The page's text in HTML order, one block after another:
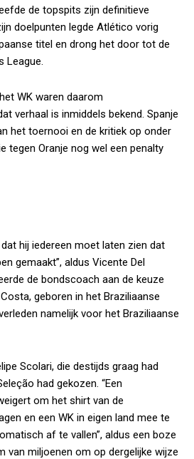
de topspits zijn definitieve
doelpunten legde Atlético vorig
titel en drong het door tot de
League.
WK waren daarom
verhaal is inmiddels bekend. Spanje
het toernooi en de kritiek op onder
tegen Oranje nog wel een penalty
hij iedereen moet laten zien dat
gemaakt”, aldus Vicente Del
de bondscoach aan de keuze
geboren in het Braziliaanse
namelijk voor het Braziliaanse
Scolari, die destijds graag had
had gekozen. “Een
om het shirt van de
en een WK in eigen land mee te
af te vallen”, aldus een boze
van miljoenen om op dergelijke wijze